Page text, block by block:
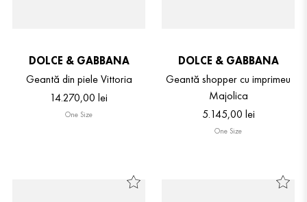
DOLCE & GABBANA
Geantă din piele Vittoria
14.270,00 lei
One Size
DOLCE & GABBANA
Geantă shopper cu imprimeu
Majolica
5.145,00 lei
One Size